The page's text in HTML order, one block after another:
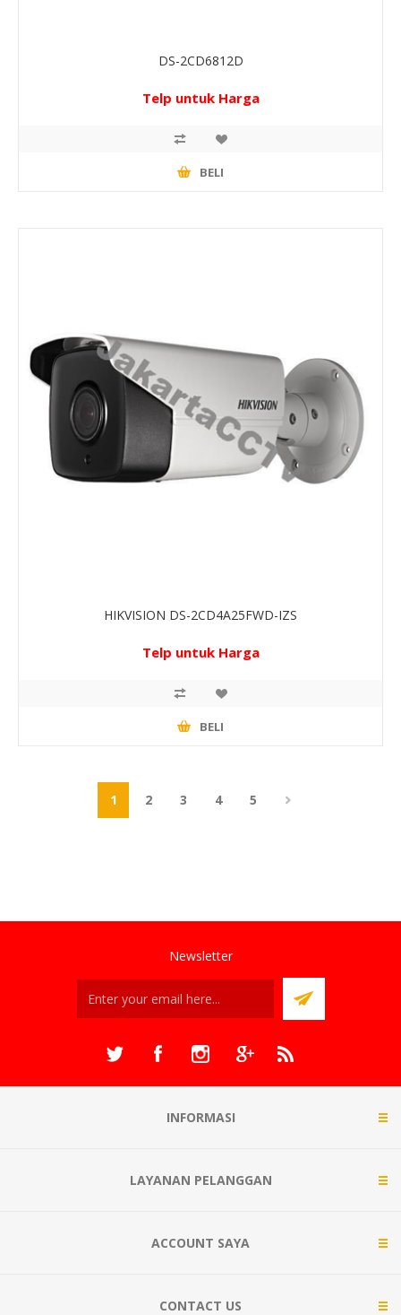
DS-2CD6812D
Telp untuk Harga
BELI
HIKVISION DS-2CD4A25FWD-IZS
Telp untuk Harga
BELI
1 2 3 4 5
Newsletter
INFORMASI
LAYANAN PELANGGAN
ACCOUNT SAYA
CONTACT US